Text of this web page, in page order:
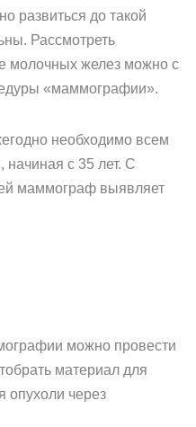
развиться до такой
Рассмотреть
молочных желез можно с
«маммографии».
необходимо всем
с 35 лет. С
маммограф выявляет
можно провести
материал для
опухоли через